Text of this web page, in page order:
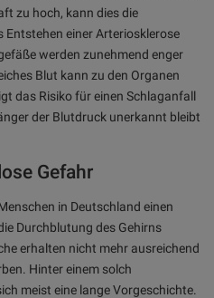
zu hoch, kann dies die
einer Arteriosklerose
werden zunehmend enger
Blut kann zu den Organen
das Risiko für einen Schlaganfall
der Blutdruck unerkannt bleibt
Gefahr
in Deutschland einen
Durchblutung des Gehirns
erhalten nicht mehr ausreichend
Hinter einem solch
meist eine lange Vorgeschichte.